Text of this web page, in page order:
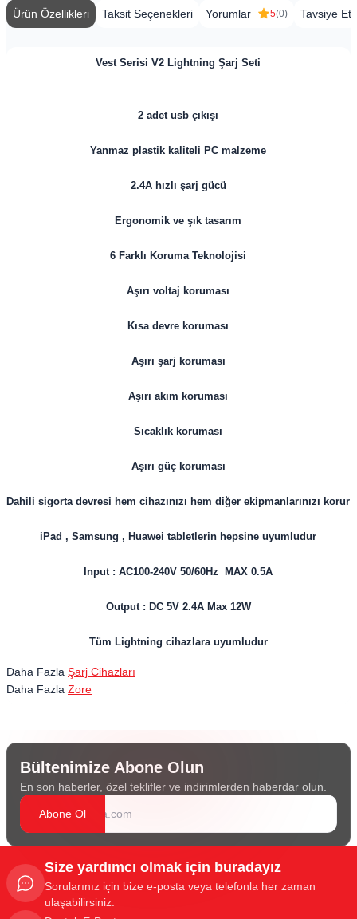
Ürün Özellikleri Taksit Seçenekleri Yorumlar 5(0) Tavsiye Et
Vest Serisi V2 Lightning Şarj Seti
2 adet usb çıkışı
Yanmaz plastik kaliteli PC malzeme
2.4A hızlı şarj gücü
Ergonomik ve şık tasarım
6 Farklı Koruma Teknolojisi
Aşırı voltaj koruması
Kısa devre koruması
Aşırı şarj koruması
Aşırı akım koruması
Sıcaklık koruması
Aşırı güç koruması
Dahili sigorta devresi hem cihazınızı hem diğer ekipmanlarınızı korur
iPad , Samsung , Huawei tabletlerin hepsine uyumludur
Input : AC100-240V 50/60Hz MAX 0.5A
Output : DC 5V 2.4A Max 12W
Tüm Lightning cihazlara uyumludur
Daha Fazla Şarj Cihazları
Daha Fazla Zore
Bültenimize Abone Olun
En son haberler, özel teklifler ve indirimlerden haberdar olun.
Abone Ol
Size yardımcı olmak için buradayız
Sorularınız için bize e-posta veya telefonla her zaman
ulaşabilirsiniz.